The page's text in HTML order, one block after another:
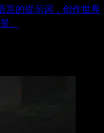
的提示词，创作世界
。